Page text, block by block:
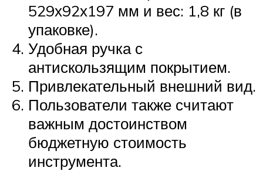
529х92х197 мм и вес: 1,8 кг (в
упаковке).
Удобная ручка с
антискользящим покрытием.
Привлекательный внешний вид.
Пользователи также считают
важным достоинством
бюджетную стоимость
инструмента.